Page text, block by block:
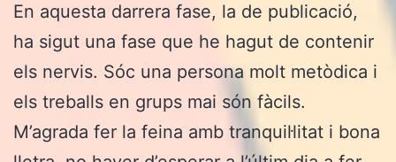
En aquesta darrera fase, la de publicació,
ha sigut una fase que he hagut de contenir
els nervis. Sóc una persona molt metòdica i
els treballs en grups mai són fàcils.
M’agrada fer la feina amb tranquil·litat i bona